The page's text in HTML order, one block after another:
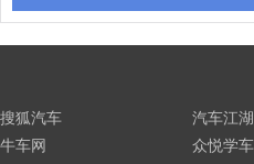
搜狐汽车
牛车网
汽车江湖
众悦学车